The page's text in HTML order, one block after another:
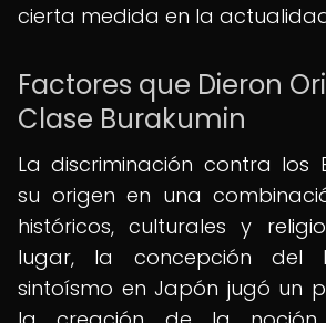
cierta medida en la
Factores que Dieron
Clase Burakumin
La discriminación contra los
su origen en una
históricos, culturales y
lugar, la concepción del
sintoísmo en Japón jugó un